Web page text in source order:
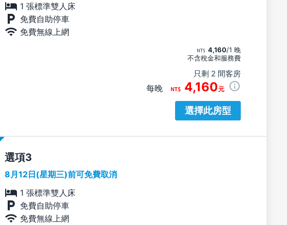
1 張標準雙人床
免費自助停車
免費無線上網
4,160/1 晚
不含稅金和服務費
只剩 2 間客房
每晚 4,160元
選擇此房型
選項
8月12日(星期三)前可免費取消
1 張標準雙人床
免費自助停車
免費無線上網